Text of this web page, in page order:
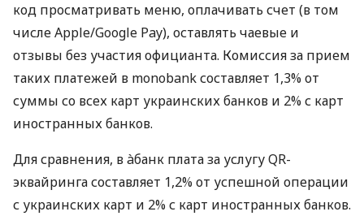
код просматривать меню, оплачивать счет (в том
числе Apple/Google Pay), оставлять чаевые и
отзывы без участия официанта. Комиссия за прием
таких платежей в monobank составляет 1,3% от
суммы со всех карт украинских банков и 2% с карт
иностранных банков.
Для сравнения, в àбанк плата за услугу QR-
эквайринга составляет 1,2% от успешной операции
с украинских карт и 2% с карт иностранных банков.